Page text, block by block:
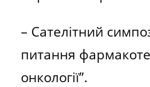
– Сателітний
питання
онкології”.